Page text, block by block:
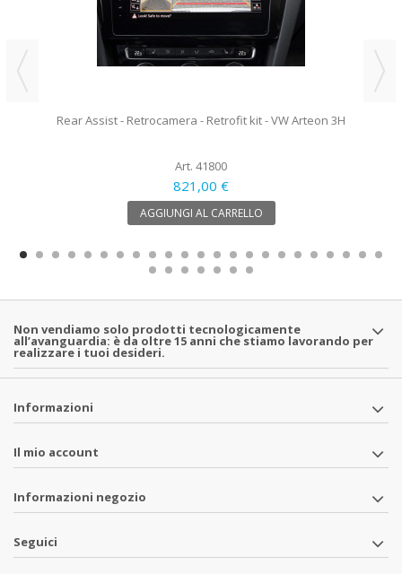
Rear Assist - Retrocamera - Retrofit kit - VW Arteon 3H
Art. 41800
821,00 €
AGGIUNGI AL CARRELLO
Non vendiamo solo prodotti tecnologicamente
all’avanguardia: è da oltre 15 anni che stiamo lavorando per
realizzare i tuoi desideri.
Informazioni
Il mio account
Informazioni negozio
Seguici